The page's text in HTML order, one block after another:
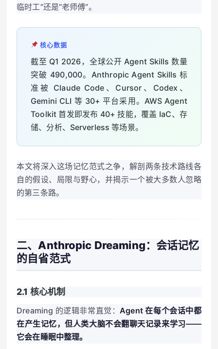
临时工”还是”老师傅”。
核心数据
截至 Q1 2026，全球公开 Agent Skills 数量
突破 490,000。Anthropic Agent Skills 标
准被 Claude Code、Cursor、Codex、
Gemini CLI 等 30+ 平台采用。AWS Agent
Toolkit 首发即发布 40+ 技能，覆盖 IaC、存
储、分析、Serverless 等场景。
本文将深入这场记忆范式之争，解剖两条技术路线各
自的假设、局限与野心，并揭示一个被大多数人忽略
的第三条路。
二、Anthropic Dreaming：会话记忆
的自省范式
2.1 核心机制
Dreaming 的逻辑非常直觉： Agent 在每个会话中都
在产生记忆，但人类大脑不会翻聊天记录来学习——
它会在睡眠中整理。